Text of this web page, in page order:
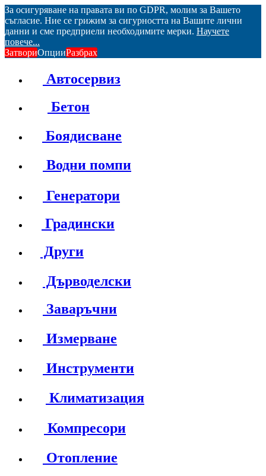
За осигуряване на правата ви по GDPR, молим за Вашето
съгласие. Ние се грижим за сигурността на Вашите лични
данни и сме предприели необходимите мерки. Научете
повече...
ЗатвориОпцииРазбрах
Автосервиз
Бетон
Боядисване
Водни помпи
Генератори
Градински
Други
Дърводелски
Заваръчни
Измерване
Инструменти
Климатизация
Компресори
Отопление